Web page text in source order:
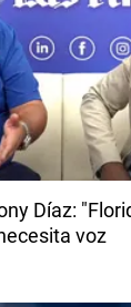
Díaz:
voz